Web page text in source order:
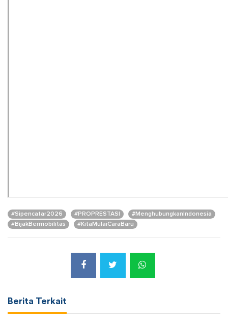
#Sipencatar2026 #PROPRESTASI
#MenghubungkanIndonesia
#BijakBermobilitas
#KitaMulaiCaraBaru
Berita Terkait